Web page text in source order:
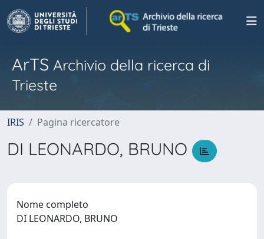
ArTS Archivio della ricerca di
Trieste
IRIS Pagina ricercatore
DI LEONARDO, BRUNO
Nome completo
DI LEONARDO, BRUNO